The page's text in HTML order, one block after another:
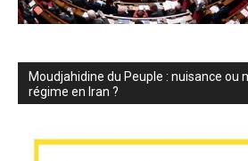
Moudjahidine du Peuple : nuisance ou
régime en Iran ?